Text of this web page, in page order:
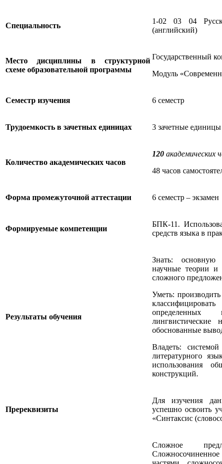
Специальность
1-02 03 04
(английский)
Место дисциплины в структурной
схеме образовательной программы
Государственный
Модуль
Семестр изучения 6 семестр
Трудоемкость в зачетных единицах 3 зачетные единицы
Количество академических часов
120 академических
48 часов
Форма промежуточной аттестации 6 семестр – экзамен
Формируемые компетенции
БПК-11.
средств языка в
Результаты обучения
Знать: основную
научные теории и
сложного
Уметь:
определенных
лингвистические
обоснованные
Владеть:
литературного
использования
конструкций.
Пререквизиты
Для изучения
успешно освоить
«Синтаксис
Сложное